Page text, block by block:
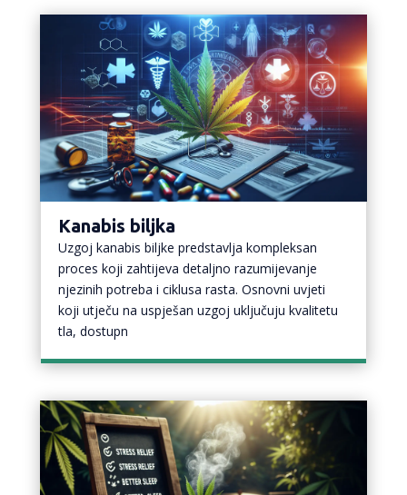
Kanabis biljka
Uzgoj kanabis biljke predstavlja kompleksan
proces koji zahtijeva detaljno razumijevanje
njezinih potreba i ciklusa rasta. Osnovni uvjeti
koji utječu na uspješan uzgoj uključuju kvalitetu
tla, dostupn